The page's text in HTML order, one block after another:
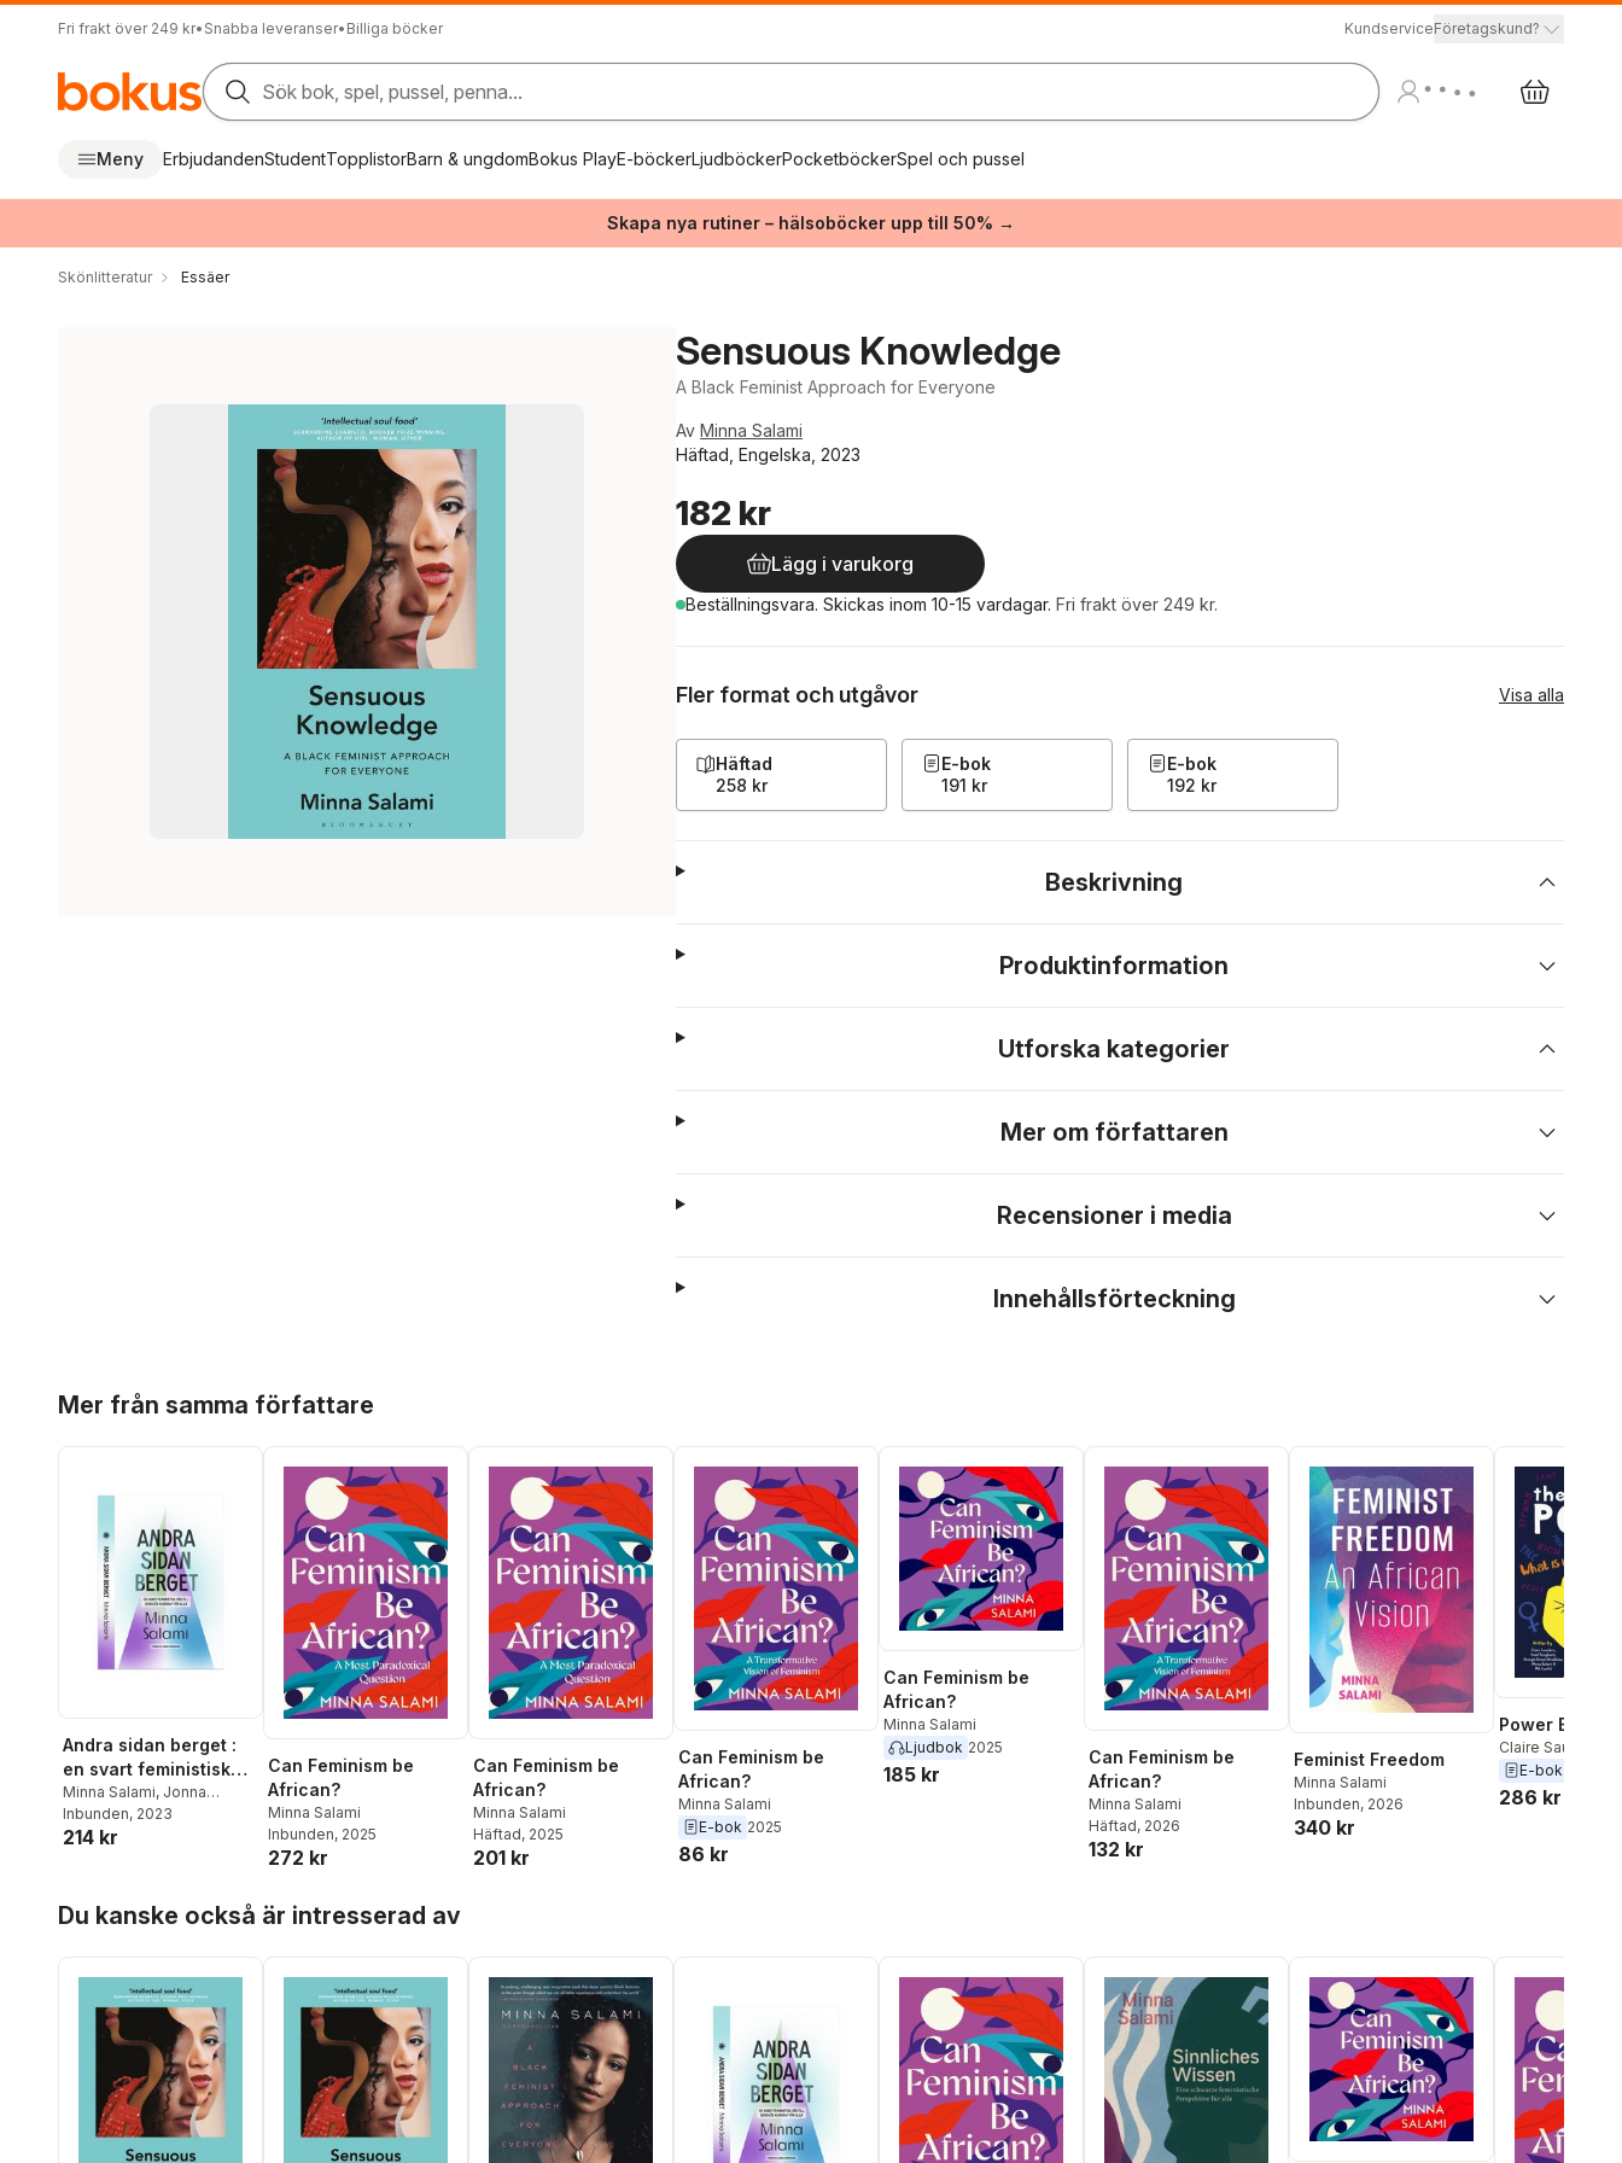
Fri frakt över 249 kr• Snabba leveranser• Billiga böcker KundserviceFöretagskund?
Sök bok, spel, pussel, penna...
Meny ErbjudandenStudentTopplistorBarn & ungdomBokus PlayE-böckerLjudböckerPocketböckerSpel och pussel
Skapa nya rutiner – hälsoböcker upp till 50% →
Skönlitteratur Essäer
Sensuous Knowledge
A Black Feminist Approach for Everyone
Av Minna Salami
Häftad, Engelska, 2023
182 kr
Lägg i varukorg
Beställningsvara. Skickas inom 10-15 vardagar. Fri frakt över 249 kr.
Fler format och utgåvor Visa alla
Häftad
258 kr
E-bok
191 kr
E-bok
192 kr
Beskrivning
Produktinformation
Utforska kategorier
Mer om författaren
Recensioner i media
Innehållsförteckning
Mer från samma författare
Andra sidan berget :
en svart feministisk
väg till sensuös
kunskap för alla
Minna Salami, Jonna
Bornemark
Inbunden, 2023
214 kr
Can Feminism be
African?
Minna Salami
Inbunden, 2025
272 kr
Can Feminism be
African?
Minna Salami
Häftad, 2025
201 kr
Can Feminism be
African?
Minna Salami
E-bok 2025
86 kr
Can Feminism be
African?
Minna Salami
Ljudbok 2025
185 kr
Can Feminism be
African?
Minna Salami
Häftad, 2026
132 kr
Feminist Freedom
Minna Salami
Inbunden, 2026
340 kr
Power Book
Claire Saunders
Buckthorn
Mik Scarlet
E-bok
286 kr
Du kanske också är intresserad av